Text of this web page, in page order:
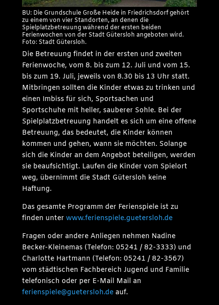
BU: Die Grundschule Große Heide in Friedrichsdorf gehört
zu einem von vier Standorten, an denen die
Spielplatzbetreuung während der ersten beiden
Ferienwochen von der Stadt Gütersloh angeboten wird.
Foto: Stadt Gütersloh.
Die Betreuung findet in der ersten und zweiten
Ferienwoche, vom 8. bis zum 12. Juli und vom 15.
bis zum 19. Juli, jeweils von 8.30 bis 13 Uhr statt.
Mitbringen sollten die Kinder etwas zu trinken und
einen Imbiss für sich, Sportsachen und
Sportschuhe mit heller, sauberer Sohle. Bei der
Spielplatzbetreuung handelt es sich um eine offene
Betreuung, das bedeutet, die Kinder können
kommen und gehen, wann sie möchten. Solange
sich die Kinder an dem Angebot beteiligen, werden
sie beaufsichtigt. Laufen die Kinder vom Spielort
weg, übernimmt die Stadt Gütersloh keine
Haftung.
Das gesamte Programm der Ferienspiele ist zu
finden unter www.ferienspiele.guetersloh.de
Fragen oder andere Anliegen nehmen Nadine
Becker-Kleinemas (Telefon: 05241 / 82-3333) und
Charlotte Hartmann (Telefon: 05241 / 82-3567)
vom städtischen Fachbereich Jugend und Familie
telefonisch oder per E-Mail Mail an
ferienspiele@guetersloh.deauf.